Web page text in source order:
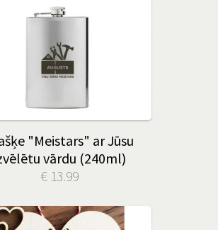
"Meistars" ar Jūsu
vārdu (240ml)
€ 13.99